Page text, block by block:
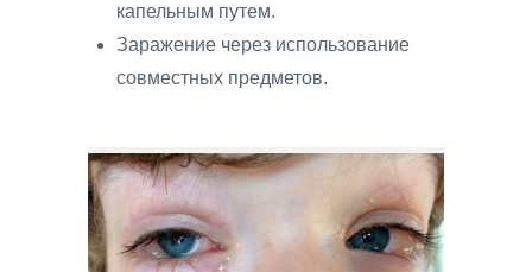
капельным путем.
Заражение через использование
совместных предметов.